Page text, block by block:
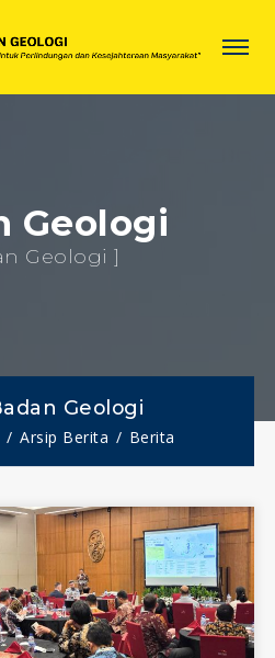
Geologi
Geologi ]
Geologi
Arsip Berita Berita